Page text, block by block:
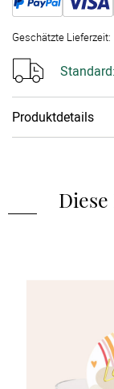
Geschätzte Lieferzeit:
Standard:
Produktdetails